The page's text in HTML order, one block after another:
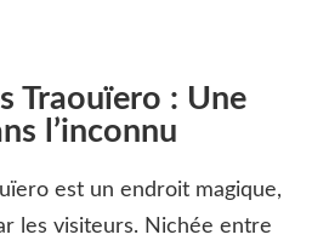
Traouïero : Une
l’inconnu
est un endroit magique,
les visiteurs. Nichée entre